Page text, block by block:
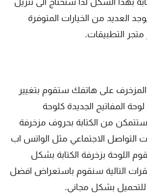
بهذا الشكل لذا ستحتاج الى تنزيل
العديد من الخيارات المتوفرة
متجر التطبيقات.
المزخرف على هاتفك ستقوم بتغيير
لوحة المفاتيح الجديدة كلوحة
ستتمكن من الكتابة بحروف مزخرفة
التواصل الاجتماعي مثل الواتس اب
اللوحة بزخرفة الكتابة بشكل
التالية سنقوم باستعراض افضل
للتحميل بشكل مجاني.